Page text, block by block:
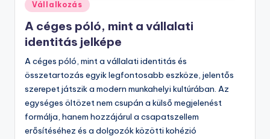
Posted
Vállalkozás
A céges póló, mint a vállalati
identitás jelképe
A céges póló, mint a vállalati identitás és
összetartozás egyik legfontosabb eszköze, jelentős
szerepet játszik a modern munkahelyi kultúrában. Az
egységes öltözet nem csupán a külső megjelenést
formálja, hanem hozzájárul a csapatszellem
erősítéséhez és a dolgozók közötti kohézió